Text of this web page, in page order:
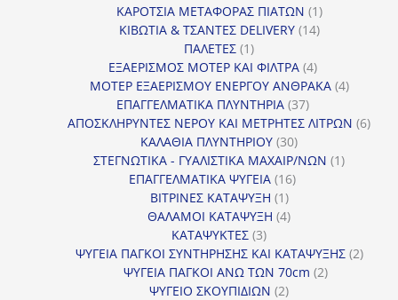
ΚΑΡΟΤΣΙΑ ΜΕΤΑΦΟΡΑΣ ΠΙΑΤΩΝ 11
προϊόν
ΚΙΒΩΤΙΑ & ΤΣΑΝΤΕΣ DELIVERY 1414
ΠΑΛΕΤΕΣ 11
προϊόν
ΕΞΑΕΡΙΣΜΟΣ ΜΟΤΕΡ ΚΑΙ ΦΙΛΤΡΑ 44
προϊόντα
ΜΟΤΕΡ ΕΞΑΕΡΙΣΜΟΥ ΕΝΕΡΓΟΥ ΑΝΘΡΑΚΑ 44
ΕΠΑΓΓΕΛΜΑΤΙΚΑ ΠΛΥΝΤΗΡΙΑ 3737
προϊόντα
ΑΠΟΣΚΛΗΡΥΝΤΕΣ ΝΕΡΟΥ ΚΑΙ ΜΕΤΡΗΤΕΣ ΛΙΤΡΩΝ 66
ΚΑΛΑΘΙΑ ΠΛΥΝΤΗΡΙΟΥ 3030
προϊόντα
ΣΤΕΓΝΩΤΙΚΑ - ΓΥΑΛΙΣΤΙΚΑ ΜΑΧΑΙΡ/ΝΩΝ 11
ΕΠΑΓΓΕΛΜΑΤΙΚΑ ΨΥΓΕΙΑ 1616
ΒΙΤΡΙΝΕΣ ΚΑΤΑΨΥΞΗ 11
προϊόν
ΘΑΛΑΜΟΙ ΚΑΤΑΨΥΞΗ 44
ΚΑΤΑΨΥΚΤΕΣ 33
προϊόντα
ΨΥΓΕΙΑ ΠΑΓΚΟΙ ΣΥΝΤΗΡΗΣΗΣ ΚΑΙ ΚΑΤΑΨΥΞΗΣ 22
ΨΥΓΕΙΑ ΠΑΓΚΟΙ ΑΝΩ ΤΩΝ 70cm 22
ΨΥΓΕΙΟ ΣΚΟΥΠΙΔΙΩΝ 22